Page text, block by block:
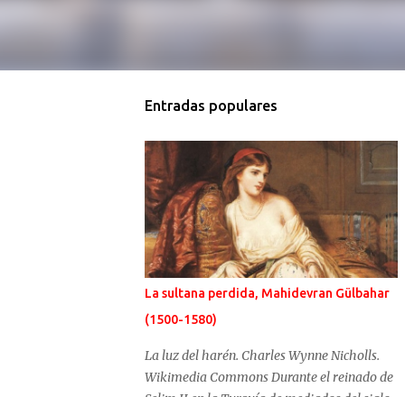
Entradas populares
La sultana perdida, Mahidevran Gülbahar
(1500-1580)
La luz del harén. Charles Wynne Nicholls.
Wikimedia Commons Durante el reinado de